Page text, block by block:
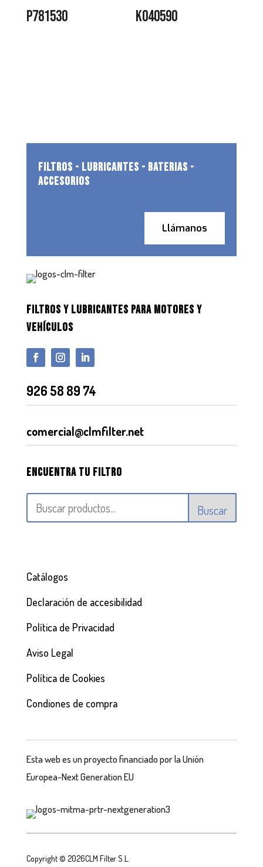
P781530 K040590
FILTROS - LUBRICANTES - BATERIAS -
ACCESORIOS
Llámanos
FILTROS Y LUBRICANTES PARA MOTORES Y
VEHÍCULOS
926 58 89 74
comercial@clmfilter.net
Encuentra tu filtro
Buscar
Catálogos
Declaración de accesibilidad
Política de Privacidad
Aviso Legal
Política de Cookies
Condiones de compra
Esta web es un proyecto financiado por la Unión
Europea-Next Generation EU
Copyright © 2026CLM Filter S.L.